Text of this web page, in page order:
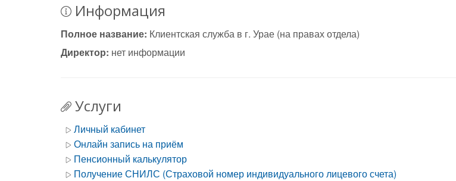
Информация
Полное название: Клиентская служба в г. Урае (на правах отдела)
Директор: нет информации
Услуги
Личный кабинет
Онлайн запись на приём
Пенсионный калькулятор
Получение СНИЛС (Страховой номер индивидуального лицевого счета)